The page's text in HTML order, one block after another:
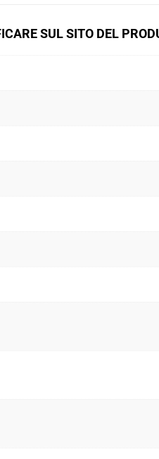
SUL SITO DEL